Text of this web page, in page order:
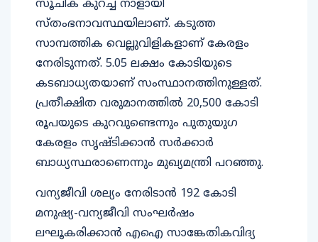
സൂചിക കുറച്ച് നാളായി
സ്തംഭനാവസ്ഥയിലാണ്. കടുത്ത
സാമ്പത്തിക വെല്ലുവിളികളാണ് കേരളം
നേരിടുന്നത്. 5.05 ലക്ഷം കോടിയുടെ
കടബാധ്യതയാണ് സംസ്ഥാനത്തിനുള്ളത്.
പ്രതീക്ഷിത വരുമാനത്തില്‍ 20,500 കോടി
രൂപയുടെ കുറവുണ്ടെന്നും പുതുയുഗ
കേരളം സൃഷ്ടിക്കാന്‍ സര്‍ക്കാര്‍
ബാധ്യസ്ഥരാണെന്നും മുഖ്യമന്ത്രി പറഞ്ഞു.
വന്യജീവി ശല്യം നേരിടാന്‍ 192 കോടി
മനുഷ്യ-വന്യജീവി സംഘര്‍ഷം
ലഘൂകരിക്കാന്‍ എഐ സാങ്കേതികവിദ്യ